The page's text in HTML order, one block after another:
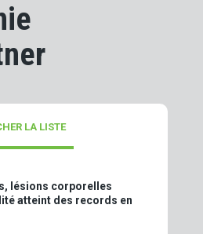
LA LISTE
lésions corporelles
atteint des records en